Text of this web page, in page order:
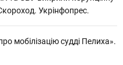
Укрінфопрес.
мобілізацію судді Пелиха».